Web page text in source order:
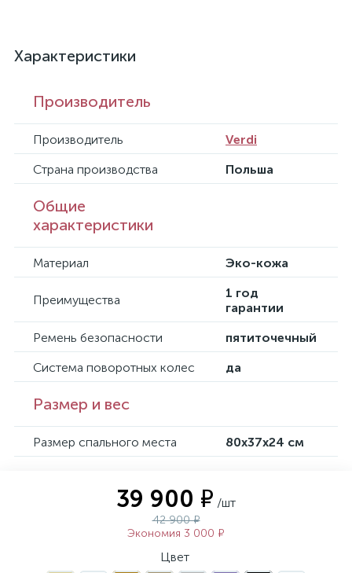
Характеристики
Производитель
Производитель
Verdi
Страна производства
Польша
Общие
характеристики
Материал Эко-кожа
Преимущества
1 год
гарантии
Ремень безопасности
пятиточечный
Система поворотных колес
да
Размер и вес
Размер спального места 80х37х24 см
39 900 ₽ /шт
42 900 ₽
Экономия 3 000 ₽
Цвет